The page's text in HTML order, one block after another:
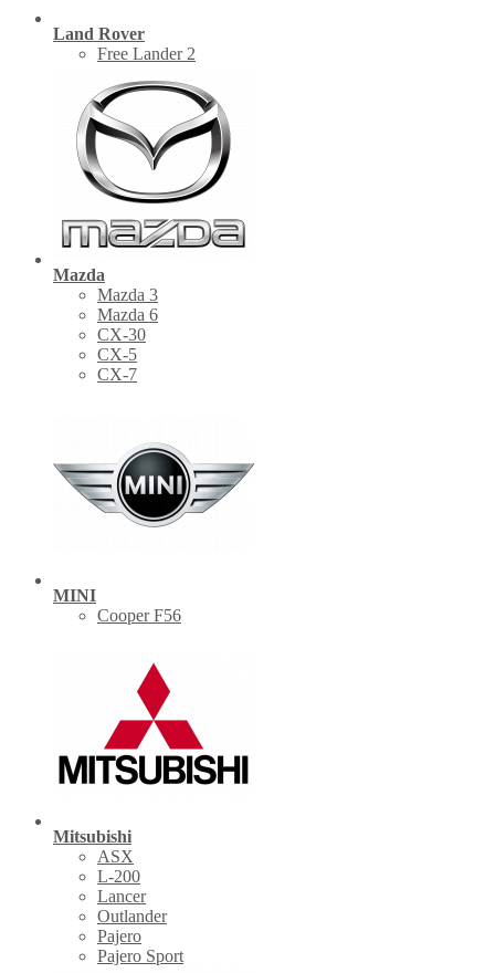
Land Rover
Free Lander 2
Mazda
Mazda 3
Mazda 6
CX-30
СХ-5
CX-7
MINI
Cooper F56
Mitsubishi
ASX
L-200
Lancer
Outlander
Pajero
Pajero Sport